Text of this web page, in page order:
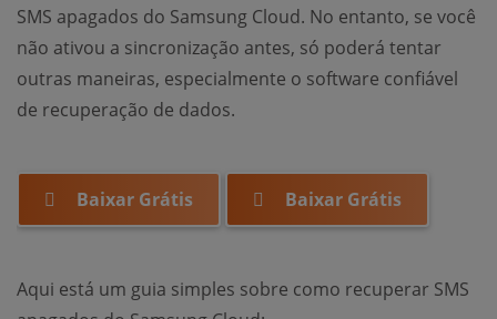
SMS apagados do Samsung Cloud. No entanto, se você
não ativou a sincronização antes, só poderá tentar
outras maneiras, especialmente o software confiável
de recuperação de dados.
Baixar Grátis Baixar Grátis
Aqui está um guia simples sobre como recuperar SMS